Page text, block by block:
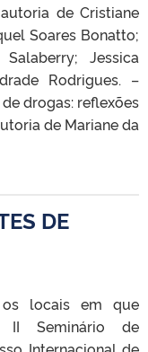
de Cristiane
Soares Bonatto;
Jessica
Rodrigues. –
drogas: reflexões
de Mariane da
DE
os locais em que
II Seminário de
Internacional de